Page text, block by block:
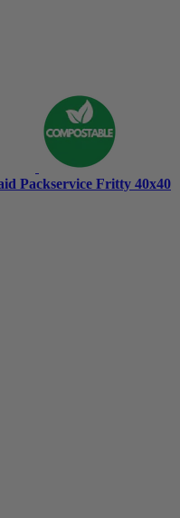
Packservice Fritty 40x40